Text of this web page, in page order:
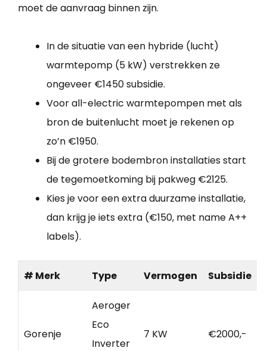
moet de aanvraag binnen zijn.
In de situatie van een hybride (lucht)
warmtepomp (5 kW) verstrekken ze
ongeveer €1450 subsidie.
Voor all-electric warmtepompen met als
bron de buitenlucht moet je rekenen op
zo’n €1950.
Bij de grotere bodembron installaties start
de tegemoetkoming bij pakweg €2125.
Kies je voor een extra duurzame installatie,
dan krijg je iets extra (€150, met name A++
labels).
# Merk Type Vermogen Subsidie
Gorenje
Aeroger
Eco
Inverter
7 KW €2000,-